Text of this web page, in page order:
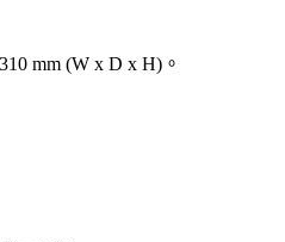
mm (W x D x H)。